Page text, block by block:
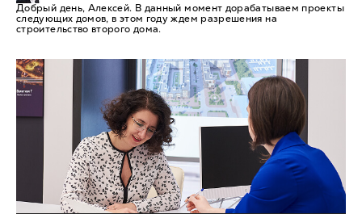
Добрый день, Алексей. В данный момент дорабатываем проекты
следующих домов, в этом году ждем разрешения на
строительство второго дома.